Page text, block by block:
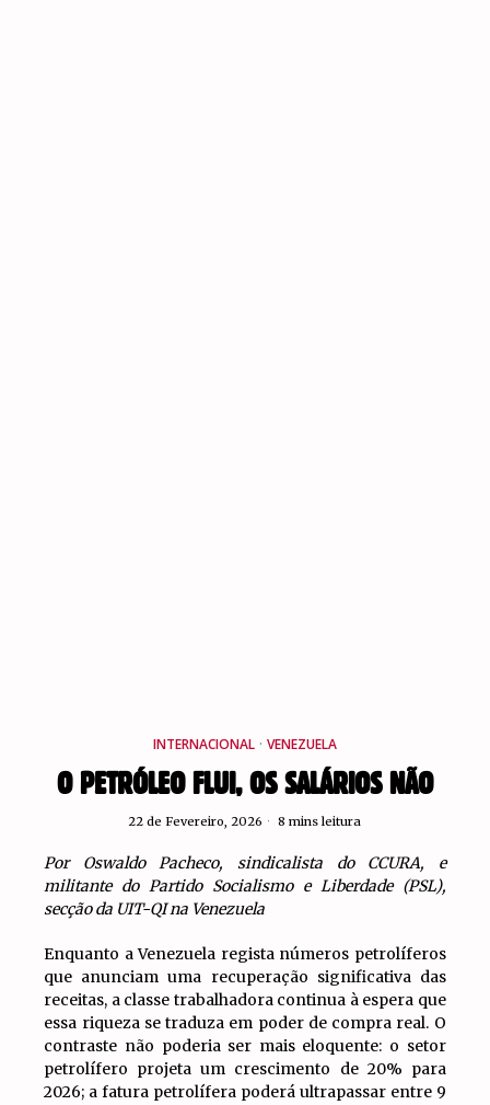
INTERNACIONAL · VENEZUELA
O PETRÓLEO FLUI, OS SALÁRIOS NÃO
22 de Fevereiro, 2026 8 mins leitura
Por Oswaldo Pacheco, sindicalista do CCURA, e
militante do Partido Socialismo e Liberdade (PSL),
secção da UIT-QI na Venezuela
Enquanto a Venezuela regista números petrolíferos
que anunciam uma recuperação significativa das
receitas, a classe trabalhadora continua à espera que
essa riqueza se traduza em poder de compra real. O
contraste não poderia ser mais eloquente: o setor
petrolífero projeta um crescimento de 20% para
2026; a fatura petrolífera poderá ultrapassar entre 9